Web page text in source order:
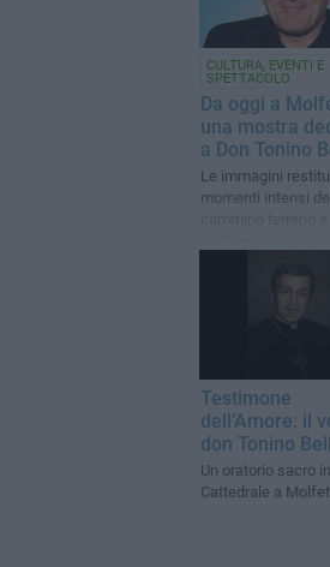
CULTURA, EVENTI E
SPETTACOLO
Da oggi a
una mostra
a Don Tonino
Le immagini
momenti intensi
Testimone
dell’Amore: il
don Tonino
Un oratorio sacro in
Cattedrale a